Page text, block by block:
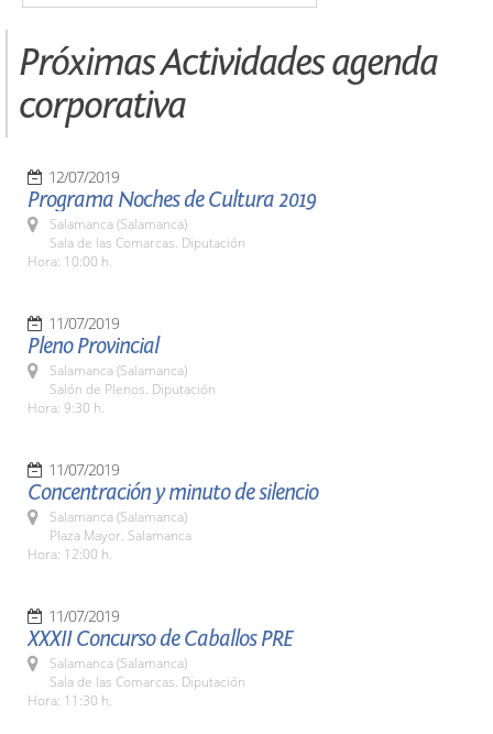
Próximas Actividades agenda
corporativa
12/07/2019
Programa Noches de Cultura 2019
Salamanca (Salamanca)
Sala de las Comarcas. Diputación
Hora: 10:00 h.
11/07/2019
Pleno Provincial
Salamanca (Salamanca)
Salón de Plenos. Diputación
Hora: 9:30 h.
11/07/2019
Concentración y minuto de silencio
Salamanca (Salamanca)
Plaza Mayor. Salamanca
Hora: 12:00 h.
11/07/2019
XXXII Concurso de Caballos PRE
Salamanca (Salamanca)
Sala de las Comarcas. Diputación
Hora: 11:30 h.